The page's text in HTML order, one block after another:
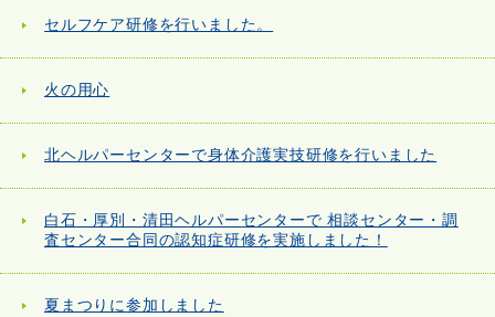
セルフケア研修を行いました。
火の用心
北ヘルパーセンターで身体介護実技研修を行いました
白石・厚別・清田ヘルパーセンターで 相談センター・調
査センター合同の認知症研修を実施しました！
夏まつりに参加しました